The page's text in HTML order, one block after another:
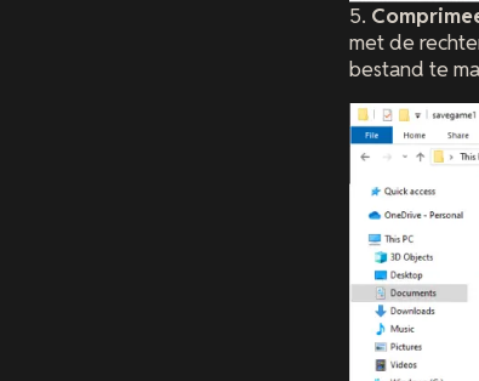
5.
met de
bestand te